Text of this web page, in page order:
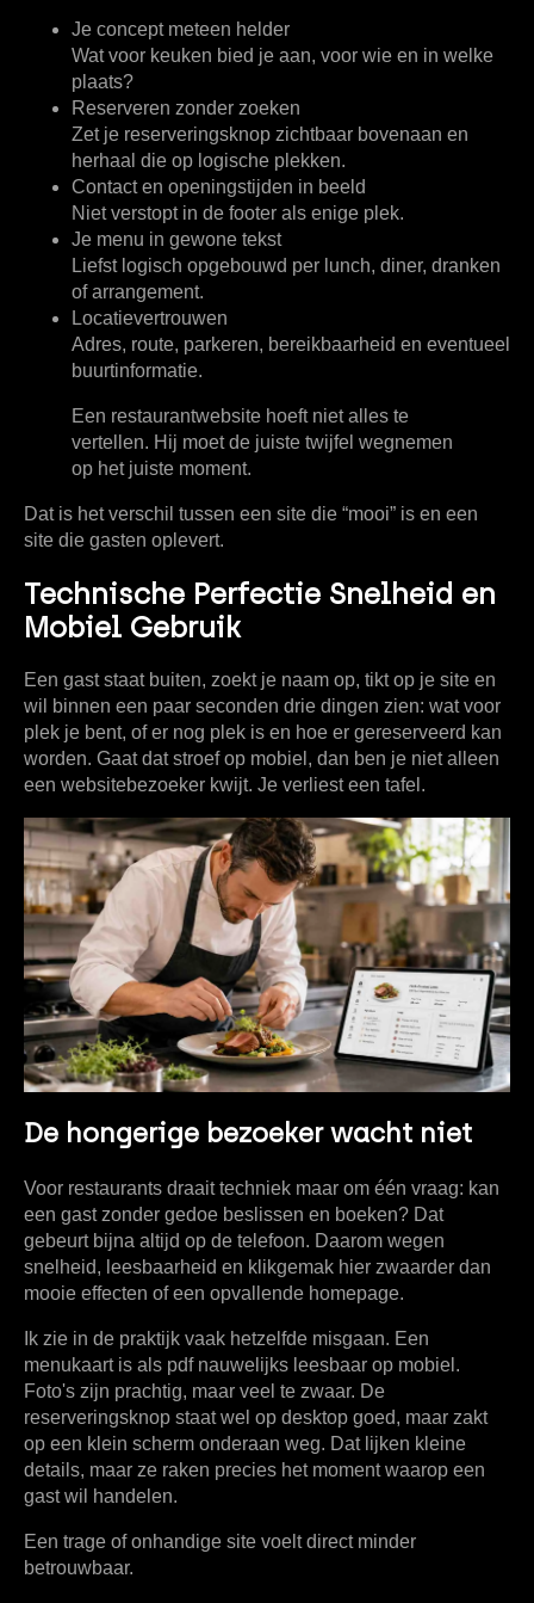
Je concept meteen helder
Wat voor keuken bied je aan, voor wie en in welke
plaats?
Reserveren zonder zoeken
Zet je reserveringsknop zichtbaar bovenaan en
herhaal die op logische plekken.
Contact en openingstijden in beeld
Niet verstopt in de footer als enige plek.
Je menu in gewone tekst
Liefst logisch opgebouwd per lunch, diner, dranken
of arrangement.
Locatievertrouwen
Adres, route, parkeren, bereikbaarheid en eventueel
buurtinformatie.
Een restaurantwebsite hoeft niet alles te
vertellen. Hij moet de juiste twijfel wegnemen
op het juiste moment.
Dat is het verschil tussen een site die “mooi” is en een
site die gasten oplevert.
Technische Perfectie Snelheid en
Mobiel Gebruik
Een gast staat buiten, zoekt je naam op, tikt op je site en
wil binnen een paar seconden drie dingen zien: wat voor
plek je bent, of er nog plek is en hoe er gereserveerd kan
worden. Gaat dat stroef op mobiel, dan ben je niet alleen
een websitebezoeker kwijt. Je verliest een tafel.
De hongerige bezoeker wacht niet
Voor restaurants draait techniek maar om één vraag: kan
een gast zonder gedoe beslissen en boeken? Dat
gebeurt bijna altijd op de telefoon. Daarom wegen
snelheid, leesbaarheid en klikgemak hier zwaarder dan
mooie effecten of een opvallende homepage.
Ik zie in de praktijk vaak hetzelfde misgaan. Een
menukaart is als pdf nauwelijks leesbaar op mobiel.
Foto's zijn prachtig, maar veel te zwaar. De
reserveringsknop staat wel op desktop goed, maar zakt
op een klein scherm onderaan weg. Dat lijken kleine
details, maar ze raken precies het moment waarop een
gast wil handelen.
Een trage of onhandige site voelt direct minder
betrouwbaar.